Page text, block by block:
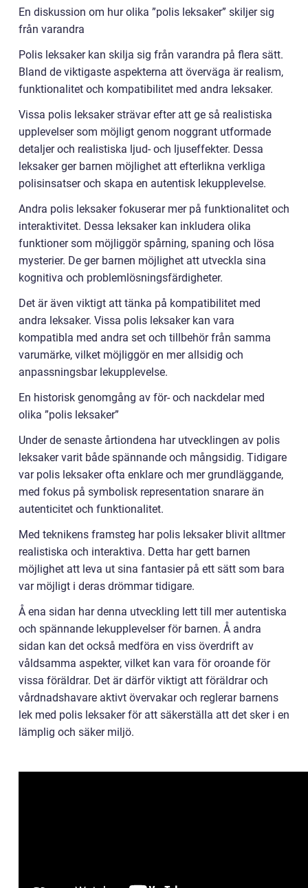
En diskussion om hur olika ”polis leksaker” skiljer sig
från varandra
Polis leksaker kan skilja sig från varandra på flera sätt.
Bland de viktigaste aspekterna att överväga är realism,
funktionalitet och kompatibilitet med andra leksaker.
Vissa polis leksaker strävar efter att ge så realistiska
upplevelser som möjligt genom noggrant utformade
detaljer och realistiska ljud- och ljuseffekter. Dessa
leksaker ger barnen möjlighet att efterlikna verkliga
polisinsatser och skapa en autentisk lekupplevelse.
Andra polis leksaker fokuserar mer på funktionalitet och
interaktivitet. Dessa leksaker kan inkludera olika
funktioner som möjliggör spårning, spaning och lösa
mysterier. De ger barnen möjlighet att utveckla sina
kognitiva och problemlösningsfärdigheter.
Det är även viktigt att tänka på kompatibilitet med
andra leksaker. Vissa polis leksaker kan vara
kompatibla med andra set och tillbehör från samma
varumärke, vilket möjliggör en mer allsidig och
anpassningsbar lekupplevelse.
En historisk genomgång av för- och nackdelar med
olika ”polis leksaker”
Under de senaste årtiondena har utvecklingen av polis
leksaker varit både spännande och mångsidig. Tidigare
var polis leksaker ofta enklare och mer grundläggande,
med fokus på symbolisk representation snarare än
autenticitet och funktionalitet.
Med teknikens framsteg har polis leksaker blivit alltmer
realistiska och interaktiva. Detta har gett barnen
möjlighet att leva ut sina fantasier på ett sätt som bara
var möjligt i deras drömmar tidigare.
Å ena sidan har denna utveckling lett till mer autentiska
och spännande lekupplevelser för barnen. Å andra
sidan kan det också medföra en viss överdrift av
våldsamma aspekter, vilket kan vara för oroande för
vissa föräldrar. Det är därför viktigt att föräldrar och
vårdnadshavare aktivt övervakar och reglerar barnens
lek med polis leksaker för att säkerställa att det sker i en
lämplig och säker miljö.